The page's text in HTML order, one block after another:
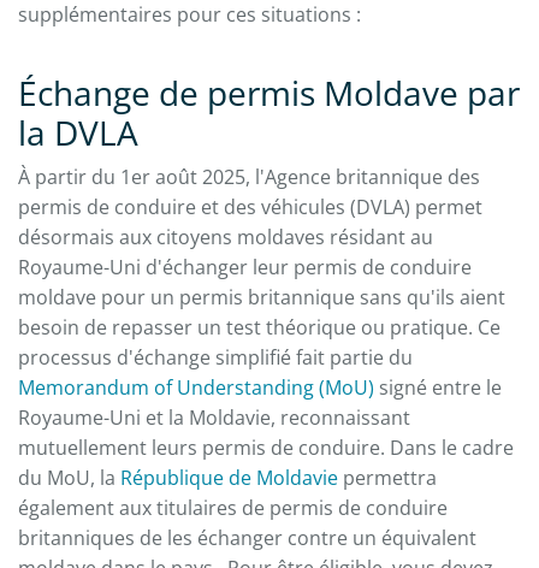
supplémentaires pour ces situations :
Échange de permis Moldave par
la DVLA
À partir du 1er août 2025, l'Agence britannique des
permis de conduire et des véhicules (DVLA) permet
désormais aux citoyens moldaves résidant au
Royaume-Uni d'échanger leur permis de conduire
moldave pour un permis britannique sans qu'ils aient
besoin de repasser un test théorique ou pratique. Ce
processus d'échange simplifié fait partie du
Memorandum of Understanding (MoU) signé entre le
Royaume-Uni et la Moldavie, reconnaissant
mutuellement leurs permis de conduire. Dans le cadre
du MoU, la République de Moldavie permettra
également aux titulaires de permis de conduire
britanniques de les échanger contre un équivalent